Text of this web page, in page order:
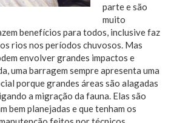
parte e são
muito
benefícios para todos, inclusive faz
rios nos períodos chuvosos. Mas
envolver grandes impactos e
uma barragem sempre apresenta uma
porque grandes áreas são alagadas
a migração da fauna. Elas são
bem planejadas e que tenham os